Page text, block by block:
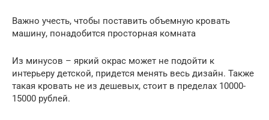
Важно учесть, чтобы поставить объемную кровать
машину, понадобится просторная комната
Из минусов – яркий окрас может не подойти к
интерьеру детской, придется менять весь дизайн. Также
такая кровать не из дешевых, стоит в пределах 10000-
15000 рублей.